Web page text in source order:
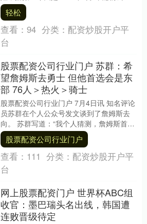
杠杆正规平台，星期一，欢迎大家来到您
无比忠诚的轻....
轻松
查看： 94 分类： 配资炒股开户平
台
股票配资公司行业门户 苏群：希
望詹姆斯去勇士 但他首选会是东
部 76人＞热火＞骑士
股票配资公司行业门户 7月4日讯 知名评论
员苏群在个人公众号发文谈到了詹姆斯去
向。 苏群写道：“我个人猜测，詹姆斯首先
选的是东部，东部的先后顺序是76人、热
火和....
股票配资公司行业门户
查看： 111 分类： 配资炒股开户平
台
网上股票配资门户 世界杯ABC组
收官：墨巴瑞头名出线，韩国遭
连败晋级待定